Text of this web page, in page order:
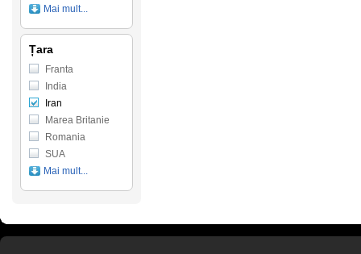
Mai mult...
Țara
Franta
India
Iran
Marea Britanie
Romania
SUA
Mai mult...